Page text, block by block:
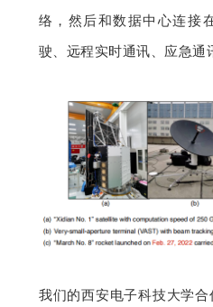
络，然后和数据中心连接
驶、远程实时通讯、应急通
我们的西安电子科技大学